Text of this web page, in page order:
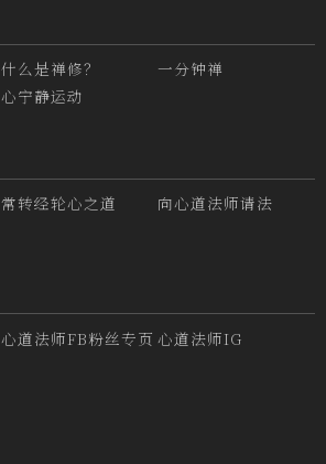
什么是禅修？
一分钟禅
心宁静运动
常转经轮心之道
向心道法师请法
心道法师FB粉丝专页 心道法师IG